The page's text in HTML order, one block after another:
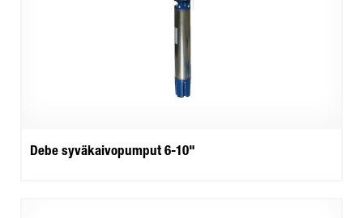
Debe syväkaivopumput 6-10"